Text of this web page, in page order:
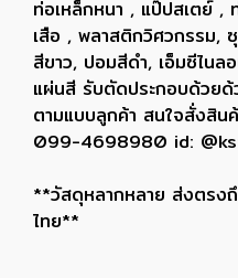
ท่อเหล็กหนา , แป๊ปสเตย์ ,
เสือ , พลาสติกวิศวกรรม,
สีขาว, ปอมสีดำ, เอ็มซีไนล
แผ่นสี รับตัดประกอบด้วยด้
ตามแบบลูกค้า สนใจสั่งสิน
099-4698980 id:
**วัสดุหลากหลาย ส่งตรง
ไทย**